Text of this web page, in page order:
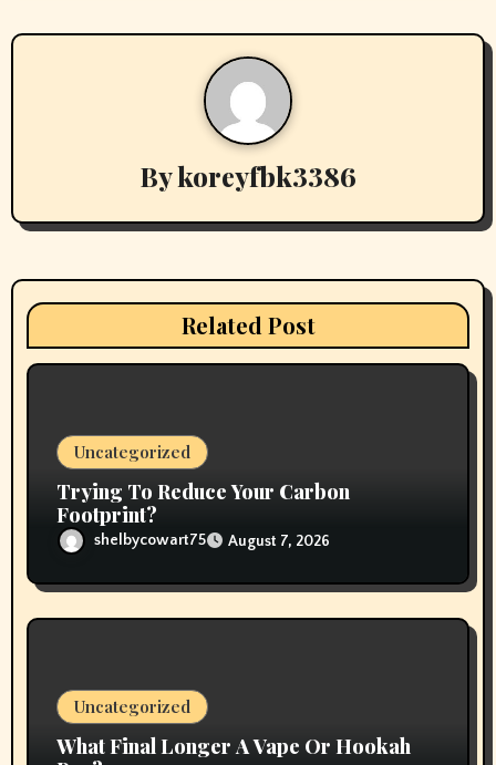
n
g
a
Bykoreyfbk3386
Related Post
Uncategorized
Trying To Reduce Your Carbon
Footprint?
shelbycowart75 August 7, 2026
Uncategorized
What Final Longer A Vape Or Hookah